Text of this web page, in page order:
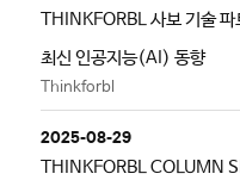
THINKFORBL 사보 기술
최신 인공지능(AI) 동향
Thinkforbl
2025-08-29
THINKFORBL COLUMN